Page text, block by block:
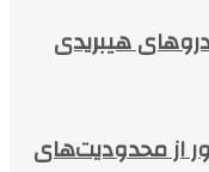
هیبریدی
از محدودیت‌های